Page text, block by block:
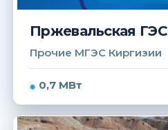
Пржевальская ГЭС
Прочие МГЭС Киргизии
0,7 МВт